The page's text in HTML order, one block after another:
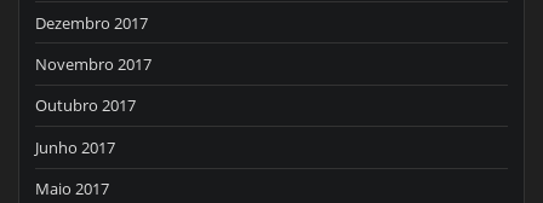
Dezembro 2017
Novembro 2017
Outubro 2017
Junho 2017
Maio 2017